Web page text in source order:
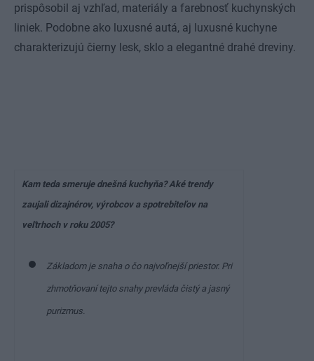
prispôsobil aj vzhľad, materiály a farebnosť kuchynských
liniek. Podobne ako luxusné autá, aj luxusné kuchyne
charakterizujú čierny lesk, sklo a elegantné drahé dreviny.
Kam teda smeruje dnešná kuchyňa? Aké trendy
zaujali dizajnérov, výrobcov a spotrebiteľov na
veľtrhoch v roku 2005?
Základom je snaha o čo najvoľnejší priestor. Pri
zhmotňovaní tejto snahy prevláda čistý a jasný
purizmus.